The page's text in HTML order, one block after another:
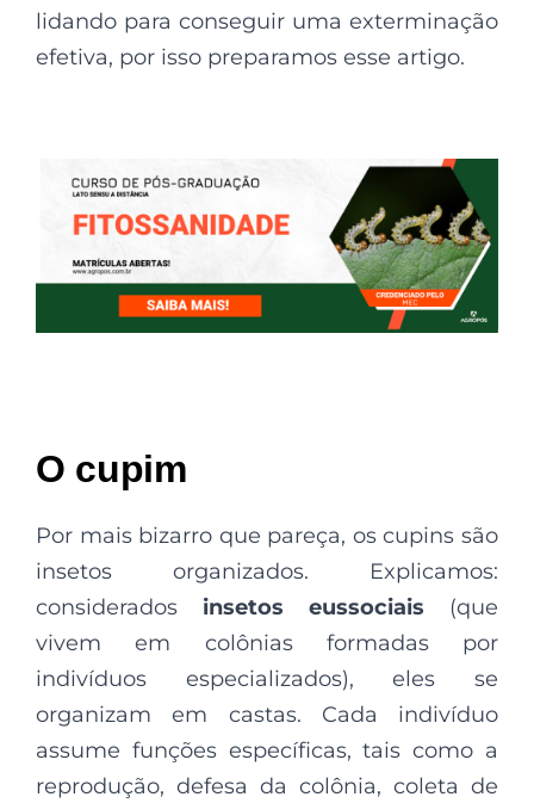
lidando para conseguir uma exterminação
efetiva, por isso preparamos esse artigo.
O cupim
Por mais bizarro que pareça, os cupins são
insetos organizados. Explicamos:
considerados insetos eussociais (que
vivem em colônias formadas por
indivíduos especializados), eles se
organizam em castas. Cada indivíduo
assume funções específicas, tais como a
reprodução, defesa da colônia, coleta de